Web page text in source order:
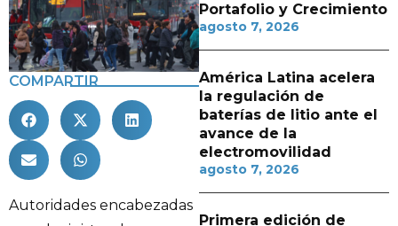
COMPARTIR
Autoridades encabezadas
Portafolio y Crecimiento
agosto 7, 2026
América Latina acelera
la regulación de
baterías de litio ante el
avance de la
electromovilidad
agosto 7, 2026
Primera edición de